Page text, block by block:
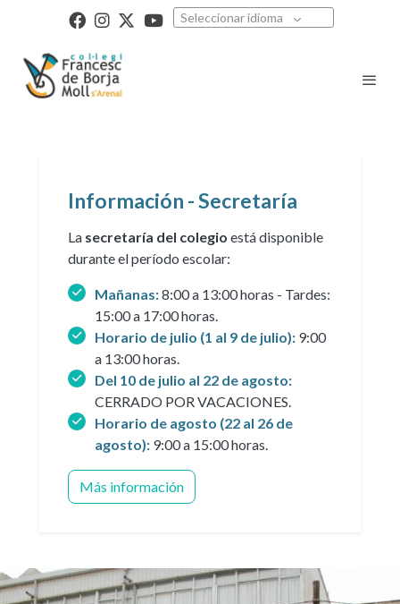
Seleccionar idioma
Información - Secretaría
La secretaría del colegio está disponible
durante el período escolar:
Mañanas:8:00 a 13:00 horas - Tardes:
15:00 a 17:00 horas.
Horario de julio (1 al 9 de julio): 9:00
a 13:00 horas.
Del 10 de julio al 22 de agosto:
CERRADO POR VACACIONES.
Horario de agosto (22 al 26 de
agosto): 9:00 a 15:00 horas.
Más información